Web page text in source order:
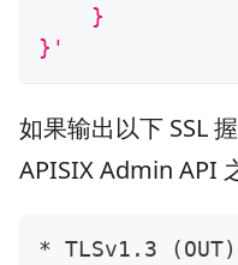
    }
}'
如果输出以下 SSL
APISIX Admin API
* TLSv1.3 (OUT)